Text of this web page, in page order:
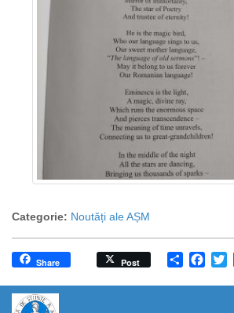
Categorie: Noutăți ale AȘM
Share
Share Post
https://propletenie.ru/